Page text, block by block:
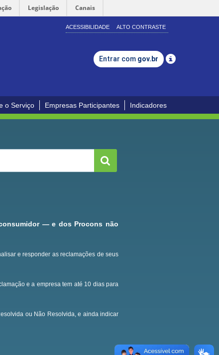
Legislação Canais
ACESSIBILIDADE ALTO CONTRASTE
Entrar com gov.br
o Serviço Empresas Participantes Indicadores
— e dos Procons não
e responder as reclamações de seus
e a empresa tem até 10 dias para
ou Não Resolvida, e ainda indicar